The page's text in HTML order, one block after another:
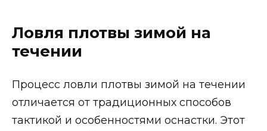
Ловля плотвы зимой на
течении
Процесс ловли плотвы зимой на течении
отличается от традиционных способов
тактикой и особенностями оснастки. Этот